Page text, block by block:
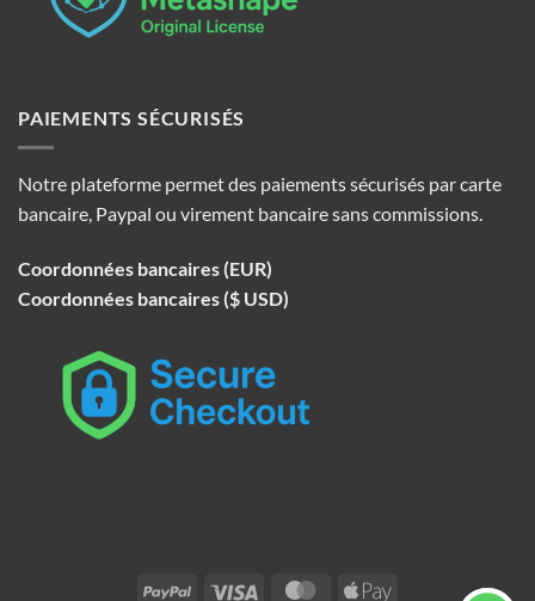
PAIEMENTS SÉCURISÉS
Notre plateforme permet des paiements sécurisés par carte
bancaire, Paypal ou virement bancaire sans commissions.
Coordonnées bancaires (EUR)
Coordonnées bancaires ($ USD)
PayPal Visa MasterCardApple